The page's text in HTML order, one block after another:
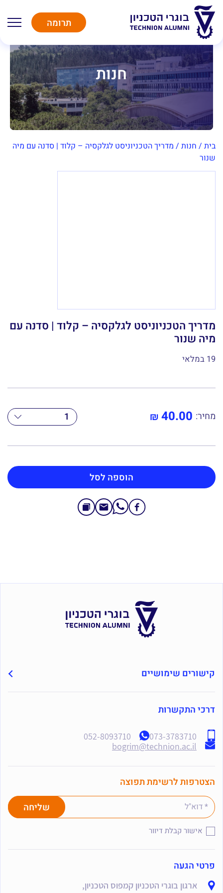
תרומה
חנות
בית / חנות / מדריך הטכניוניסט לגלקסיה – קלוד | סדנה עם מיה
שנור
מדריך הטכניוניסט לגלקסיה – קלוד | סדנה עם
מיה שנור
19 במלאי
מחיר: 40.00
₪
כמות
של
הטכניוניסט
קלוד
הוספה לסל
קישורים שימושיים
פרטי הגעה
ארגון בוגרי הטכניון קמפוס הטכניון,
דרכי התקשרות
073-3783710
052-8093710
bogrim@technion.ac.il
הצטרפות לרשימת תפוצה
אישור קבלת דיוור